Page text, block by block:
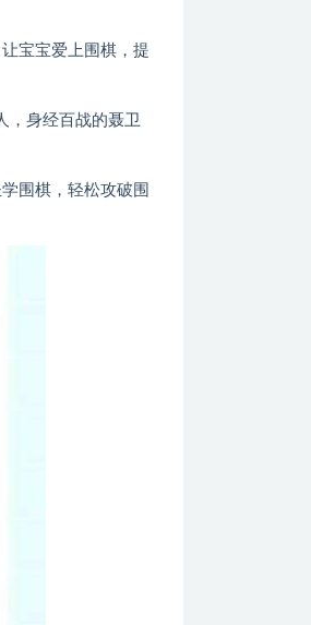
宝宝爱上围棋，提
，身经百战的聂卫
围棋，轻松攻破围